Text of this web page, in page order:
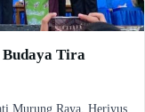
Tira
Murung Raya, Heriyus